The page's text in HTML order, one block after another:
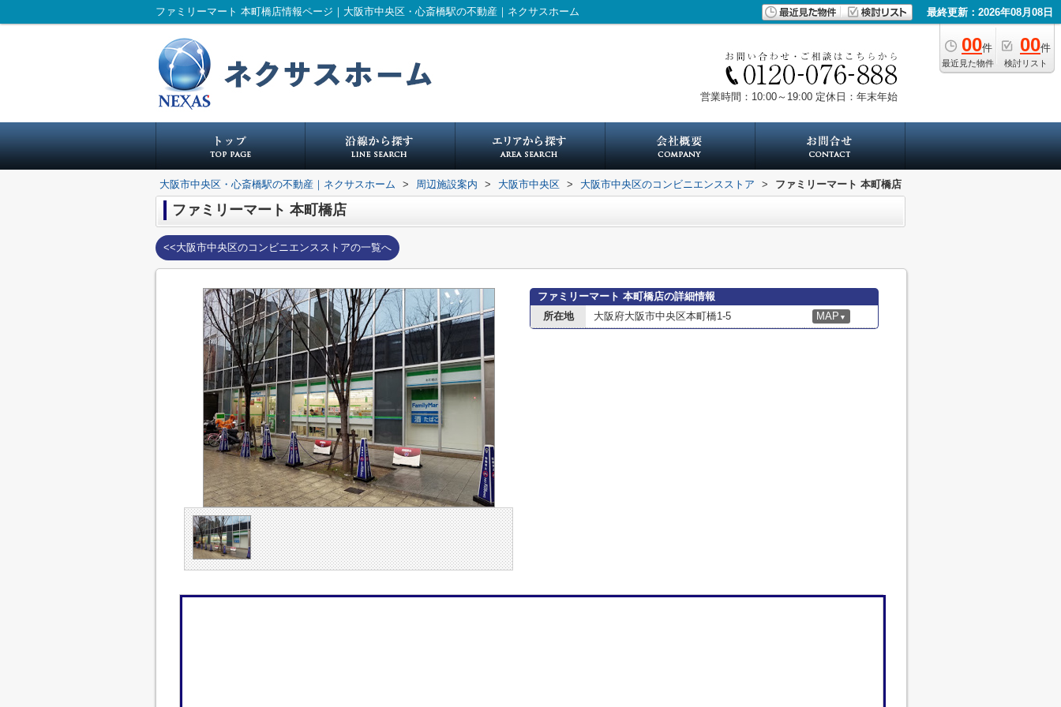
ファミリーマート 本町橋店情報ページ｜大阪市中央区・心斎橋駅の不動産｜ネクサスホーム 最終更新：2026年08月08日
00件
最近見た物件
00件
検討リスト
営業時間：10:00～19:00 定休日：年末年始
大阪市中央区・心斎橋駅の不動産｜ネクサスホーム > 周辺施設案内 > 大阪市中央区 > 大阪市中央区のコンビニエンスストア > ファミリーマート 本町橋店
ファミリーマート 本町橋店
<<大阪市中央区のコンビニエンスストアの一覧へ
ファミリーマート 本町橋店の詳細情報
所在地
大阪府大阪市中央区本町橋1-5 MAP ▼